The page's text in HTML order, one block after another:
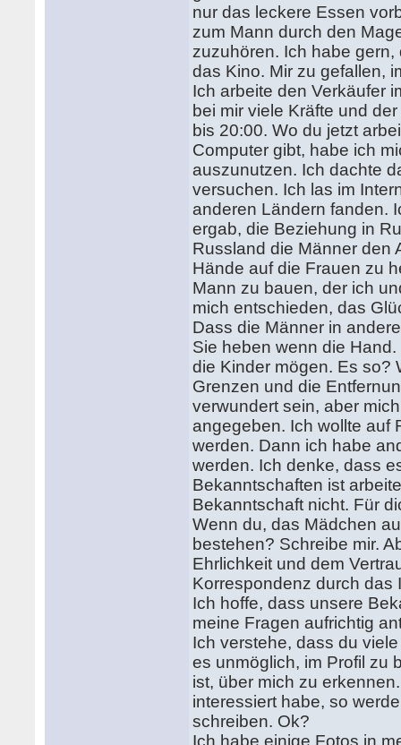
nur das leckere Essen
zum Mann durch den
zuzuhören. Ich habe
das Kino. Mir zu gefallen,
Ich arbeite den Verkäufer
bei mir viele Kräfte und
bis 20:00. Wo du jetzt
Computer gibt, habe ich
auszunutzen. Ich dachte
versuchen. Ich las im
anderen Ländern fanden.
ergab, die Beziehung in
Russland die Männer den
Hände auf die Frauen zu
Mann zu bauen, der ich
mich entschieden, das
Dass die Männer in
Sie heben wenn die
die Kinder mögen. Es so?
Grenzen und die
verwundert sein, aber
angegeben. Ich wollte auf
werden. Dann ich habe
werden. Ich denke, dass
Bekanntschaften ist
Bekanntschaft nicht. Für
Wenn du, das Mädchen
bestehen? Schreibe mir.
Ehrlichkeit und dem
Korrespondenz durch das
Ich hoffe, dass unsere
meine Fragen aufrichtig
Ich verstehe, dass du
es unmöglich, im Profil zu
ist, über mich zu
interessiert habe, so
schreiben. Ok?
Ich habe einige Fotos in